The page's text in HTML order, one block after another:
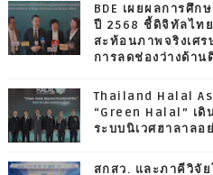
BDE เผยผลการศึ
ปี 2568 ชี้ดิจิทัลไท
สะท้อนภาพจริงเศ
การลดช่องว่างด้าน
Thailand Halal
“Green Halal” เ
ระบบนิเวศฮาลาลอ
สกสว. และภาคีวิจั